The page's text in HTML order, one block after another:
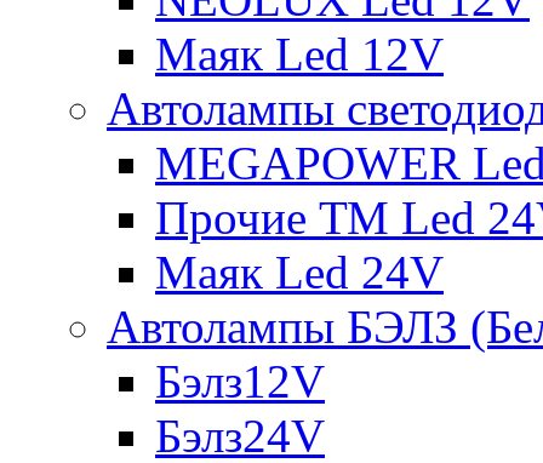
Маяк Led 12V
Автолампы
MEGAPOWER
Прочие ТМ Led
Маяк Led 24V
Автолампы БЭЛЗ
Бэлз12V
Бэлз24V